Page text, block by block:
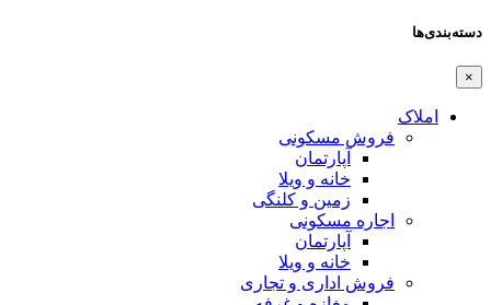
دسته‌بندی‌ها
×
املاک
فروش مسکونی
آپارتمان
خانه و ویلا
زمین و کلنگی
اجاره مسکونی
آپارتمان
خانه و ویلا
فروش اداری و تجاری